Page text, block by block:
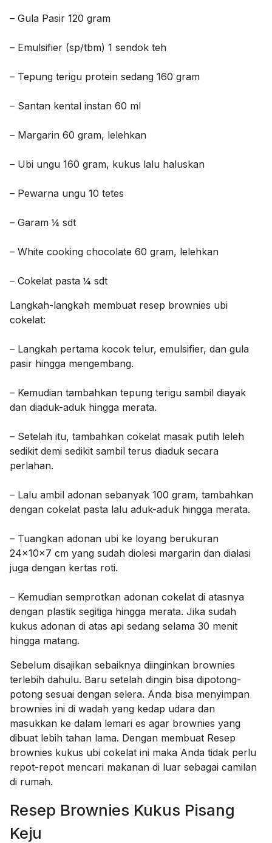
– Gula Pasir 120 gram
– Emulsifier (sp/tbm) 1 sendok teh
– Tepung terigu protein sedang 160 gram
– Santan kental instan 60 ml
– Margarin 60 gram, lelehkan
– Ubi ungu 160 gram, kukus lalu haluskan
– Pewarna ungu 10 tetes
– Garam ¼ sdt
– White cooking chocolate 60 gram, lelehkan
– Cokelat pasta ¼ sdt
Langkah-langkah membuat resep brownies ubi
cokelat:
– Langkah pertama kocok telur, emulsifier, dan gula
pasir hingga mengembang.
– Kemudian tambahkan tepung terigu sambil diayak
dan diaduk-aduk hingga merata.
– Setelah itu, tambahkan cokelat masak putih leleh
sedikit demi sedikit sambil terus diaduk secara
perlahan.
– Lalu ambil adonan sebanyak 100 gram, tambahkan
dengan cokelat pasta lalu aduk-aduk hingga merata.
– Tuangkan adonan ubi ke loyang berukuran
24x10x7 cm yang sudah diolesi margarin dan dialasi
juga dengan kertas roti.
– Kemudian semprotkan adonan cokelat di atasnya
dengan plastik segitiga hingga merata. Jika sudah
kukus adonan di atas api sedang selama 30 menit
hingga matang.
Sebelum disajikan sebaiknya diinginkan brownies
terlebih dahulu. Baru setelah dingin bisa dipotong-
potong sesuai dengan selera. Anda bisa menyimpan
brownies ini di wadah yang kedap udara dan
masukkan ke dalam lemari es agar brownies yang
dibuat lebih tahan lama. Dengan membuat Resep
brownies kukus ubi cokelat ini maka Anda tidak perlu
repot-repot mencari makanan di luar sebagai camilan
di rumah.
Resep Brownies Kukus Pisang
Keju